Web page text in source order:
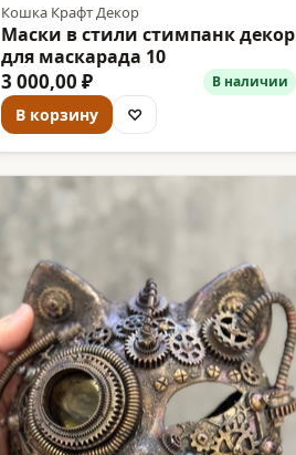
Кошка Крафт Декор
Маски в стили стимпанк декор
для маскарада 10
3 000,00 ₽ В наличии
В корзину ♡